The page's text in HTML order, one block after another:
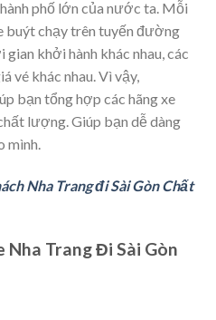
phố lớn của nước ta. Mỗi
buýt chạy trên tuyến đường
khởi hành khác nhau, các
vé khác nhau. Vì vậy,
bạn tổng hợp các hãng xe
lượng. Giúp bạn dễ dàng
mình.
Nha Trang đi Sài Gòn Chất
Nha Trang Đi Sài Gòn